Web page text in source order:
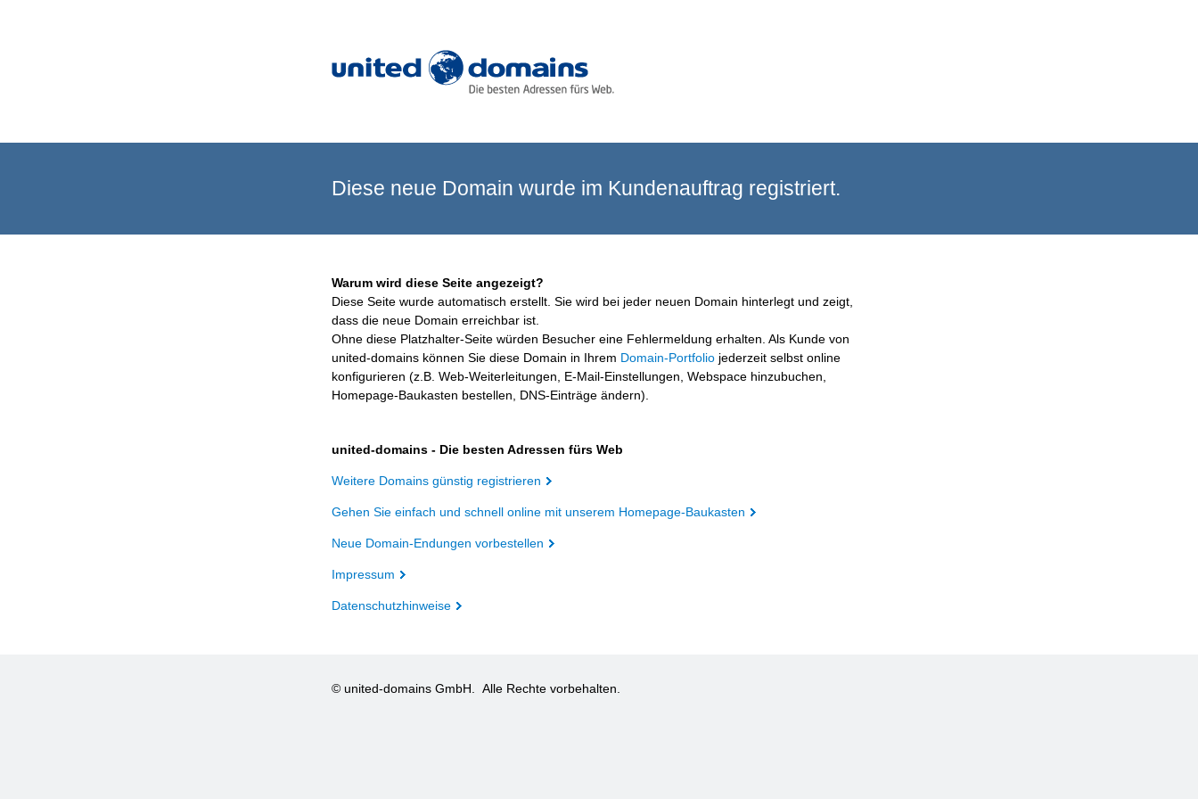
Diese neue Domain wurde im Kundenauftrag registriert.
Warum wird diese Seite angezeigt?
Diese Seite wurde automatisch erstellt. Sie wird bei jeder neuen Domain hinterlegt und zeigt,
dass die neue Domain erreichbar ist.
Ohne diese Platzhalter-Seite würden Besucher eine Fehlermeldung erhalten. Als Kunde von
united-domains können Sie diese Domain in Ihrem Domain-Portfolio jederzeit selbst online
konfigurieren (z.B. Web-Weiterleitungen, E-Mail-Einstellungen, Webspace hinzubuchen,
Homepage-Baukasten bestellen, DNS-Einträge ändern).
united-domains - Die besten Adressen fürs Web
Weitere Domains günstig registrieren
Gehen Sie einfach und schnell online mit unserem Homepage-Baukasten
Neue Domain-Endungen vorbestellen
Impressum
Datenschutzhinweise
© united-domains GmbH. Alle Rechte vorbehalten.